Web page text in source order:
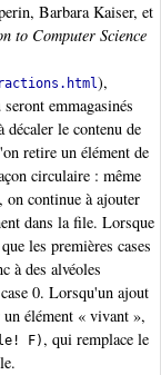
Barbara Kaiser, et
to Computer Science
),
seront emmagasinés
décaler le contenu de
retire un élément de
circulaire : même
, on continue à ajouter
dans la file. Lorsque
les premières cases
à des alvéoles
0. Lorsqu'un ajout
élément « vivant »,
F), qui remplace le